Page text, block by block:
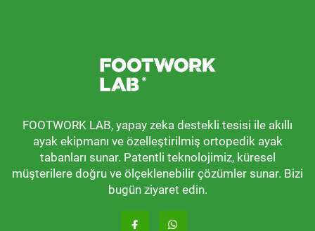
FOOTWORK LAB, yapay zeka destekli tesisi ile akıllı
ayak ekipmanı ve özelleştirilmiş ortopedik ayak
tabanları sunar. Patentli teknolojimiz, küresel
müşterilere doğru ve ölçeklenebilir çözümler sunar. Bizi
bugün ziyaret edin.